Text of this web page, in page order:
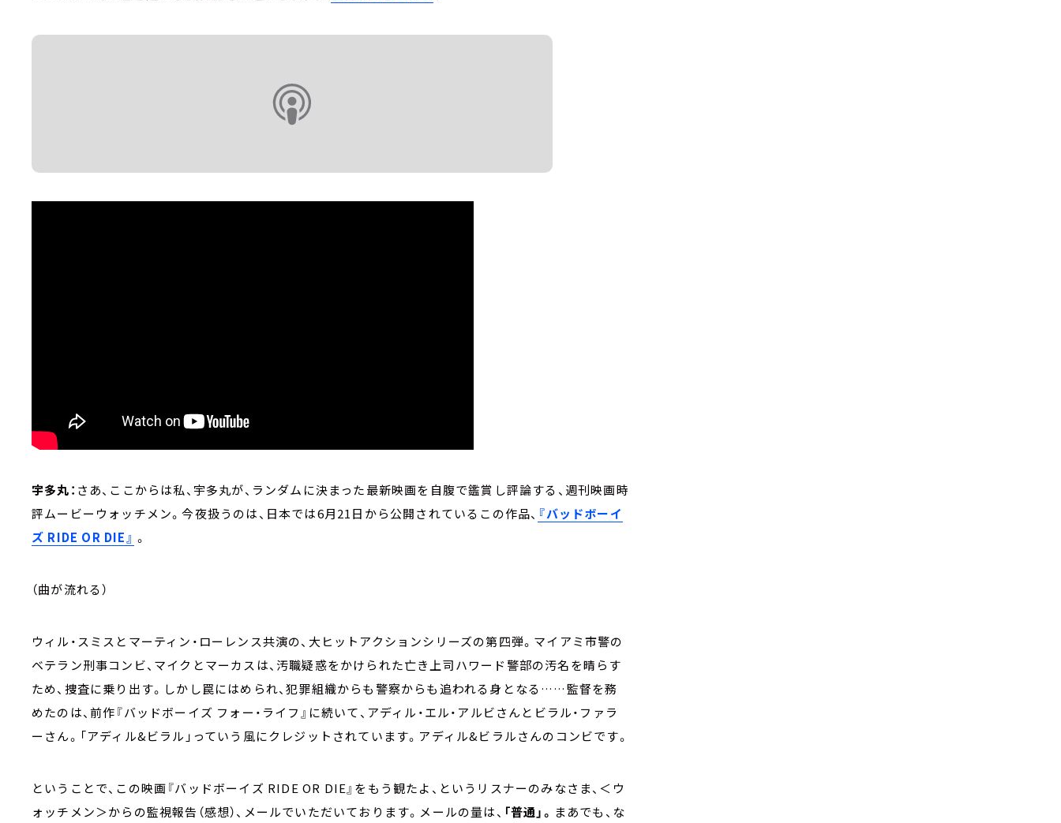
宇多丸： さあ、ここからは私、宇多丸が、ランダムに決まった最新映画を自腹で鑑賞し評論する、週刊映画時
評ムービーウォッチメン。今夜扱うのは、日本では6月21日から公開されているこの作品、 『バッドボーイ
ズ RIDE OR DIE』 。
（曲が流れる）
ウィル・スミスとマーティン・ローレンス共演の、大ヒットアクションシリーズの第四弾。マイアミ市警の
ベテラン刑事コンビ、マイクとマーカスは、汚職疑惑をかけられた亡き上司ハワード警部の汚名を晴らす
ため、捜査に乗り出す。しかし罠にはめられ、犯罪組織からも警察からも追われる身となる……監督を務
めたのは、前作『バッドボーイズ フォー・ライフ』に続いて、アディル・エル・アルビさんとビラル・ファラ
ーさん。「アディル&ビラル」っていう風にクレジットされています。アディル&ビラルさんのコンビです。
ということで、この映画『バッドボーイズ RIDE OR DIE』をもう観たよ、というリスナーのみなさま、＜ウ
ォッチメン＞からの監視報告（感想）、メールでいただいております。メールの量は、 「普通」。 まあでも、な